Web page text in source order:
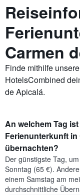
Carmen
Finde mithilfe
HotelsCombined
de Apicalá.
An welchem Tag
Ferienunterkunft in
übernachten?
Der günstigste Tag,
Sonntag (65 €).
einem Samstag am
durchschnittliche